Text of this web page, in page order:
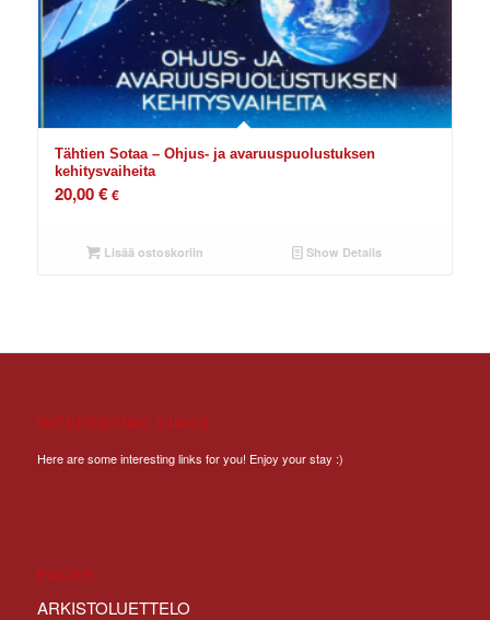
Tähtien Sotaa – Ohjus- ja avaruuspuolustuksen
kehitysvaiheita
20,00€ €
Lisää ostoskoriin Show Details
INTERESTING LINKS
Here are some interesting links for you! Enjoy your stay :)
PAGES
ARKISTOLUETTELO